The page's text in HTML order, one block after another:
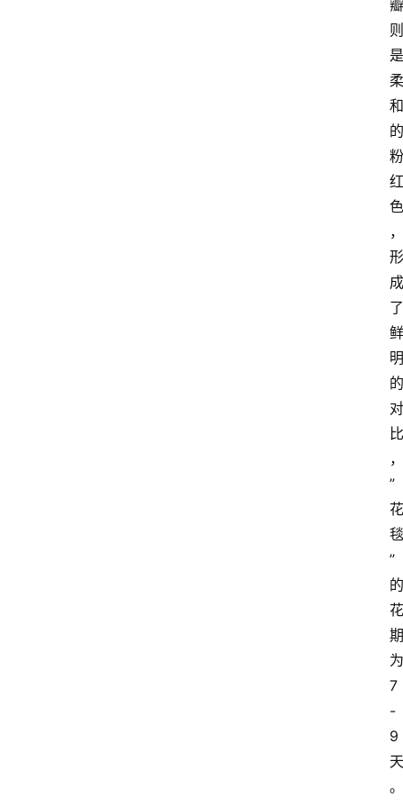
瓣
则
是
柔
和
的
粉
红
色
，
形
成
了
鲜
明
的
对
比
，
”
花
毯
”
的
花
期
为
7
-
9
天
。